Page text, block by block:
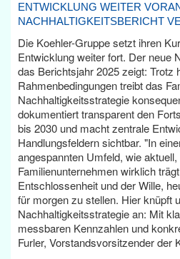
ENTWICKLUNG WEITER
NACHHALTIGKEITSBERICHT
Die Koehler-Gruppe setzt ihren
Entwicklung weiter fort. Der neue
das Berichtsjahr 2025 zeigt: Trotz
Rahmenbedingungen treibt das
Nachhaltigkeitsstrategie
dokumentiert transparent den
bis 2030 und macht zentrale
Handlungsfeldern sichtbar. "In
angespannten Umfeld, wie
Familienunternehmen wirklich
Entschlossenheit und der Wille,
für morgen zu stellen. Hier knüpft
Nachhaltigkeitsstrategie an: Mit
messbaren Kennzahlen und
Furler, Vorstandsvorsitzender der